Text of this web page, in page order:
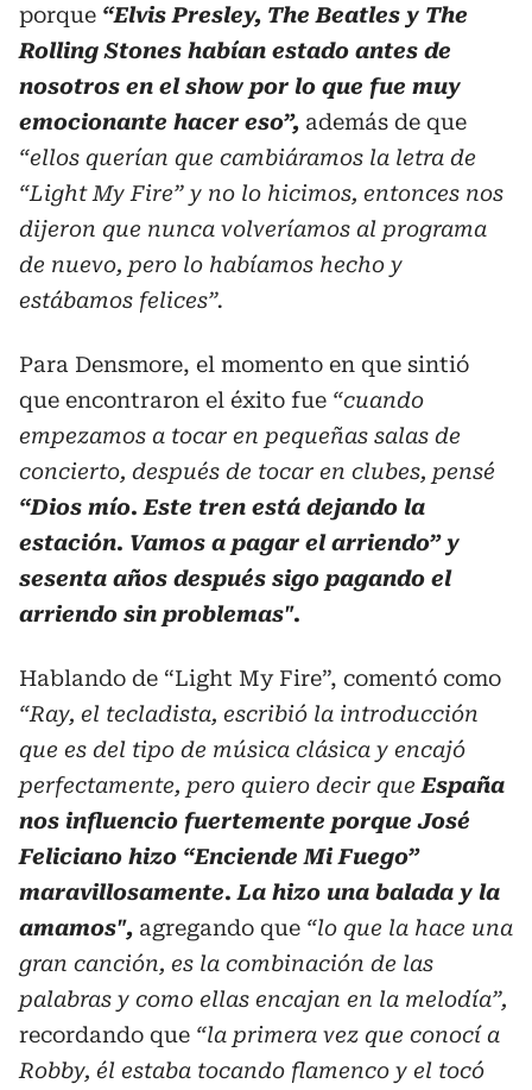
porque “Elvis Presley, The Beatles y The
Rolling Stones habían estado antes de
nosotros en el show por lo que fue muy
emocionante hacer eso”, además de que
“ellos querían que cambiáramos la letra de
“Light My Fire” y no lo hicimos, entonces nos
dijeron que nunca volveríamos al programa
de nuevo, pero lo habíamos hecho y
estábamos felices”.
Para Densmore, el momento en que sintió
que encontraron el éxito fue “cuando
empezamos a tocar en pequeñas salas de
concierto, después de tocar en clubes, pensé
“Dios mío. Este tren está dejando la
estación. Vamos a pagar el arriendo” y
sesenta años después sigo pagando el
arriendo sin problemas".
Hablando de “Light My Fire”, comentó como
“Ray, el tecladista, escribió la introducción
que es del tipo de música clásica y encajó
perfectamente, pero quiero decir que España
nos influencio fuertemente porque José
Feliciano hizo “Enciende Mi Fuego”
maravillosamente. La hizo una balada y la
amamos", agregando que “lo que la hace una
gran canción, es la combinación de las
palabras y como ellas encajan en la melodía”,
recordando que “la primera vez que conocí a
Robby, él estaba tocando flamenco y el tocó